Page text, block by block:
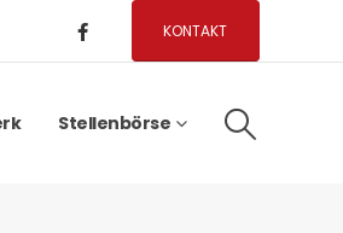
KONTAKT
Stellenbörse